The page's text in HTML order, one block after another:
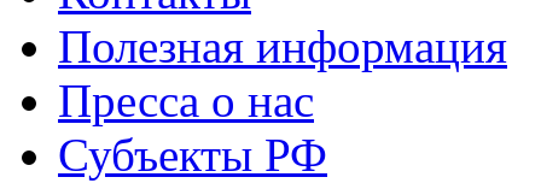
Полезная информация
Пресса о нас
Субъекты РФ